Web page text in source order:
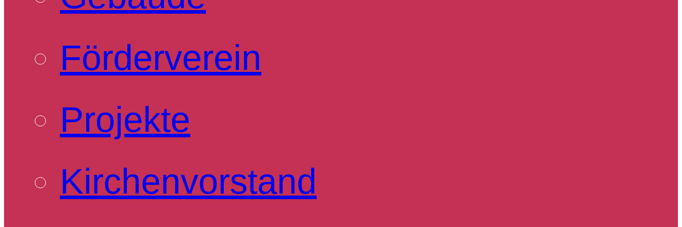
Förderverein
Projekte
Kirchenvorstand